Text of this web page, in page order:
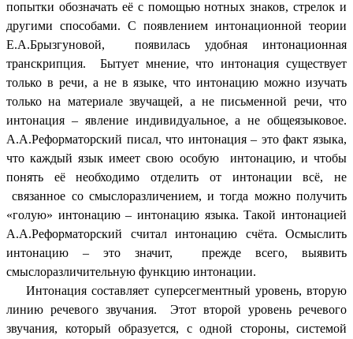
попытки обозначать её с помощью нотных знаков, стрелок и
другими способами. С появлением интонационной теории
Е.А.Брызгуновой, появилась удобная интонационная
транскрипция. Бытует мнение, что интонация существует
только в речи, а не в языке, что интонацию можно изучать
только на материале звучащей, а не письменной речи, что
интонация – явление индивидуальное, а не общеязыковое.
А.А.Реформаторский писал, что интонация – это факт языка,
что каждый язык имеет свою особую интонацию, и чтобы
понять её необходимо отделить от интонации всё, не
связанное со смыслоразличением, и тогда можно получить
«голую» интонацию – интонацию языка. Такой интонацией
А.А.Реформаторский считал интонацию счёта. Осмыслить
интонацию – это значит, прежде всего, выявить
смыслоразличительную функцию интонации.
Интонация составляет суперсегментный уровень, вторую
линию речевого звучания. Этот второй уровень речевого
звучания, который образуется, с одной стороны, системой